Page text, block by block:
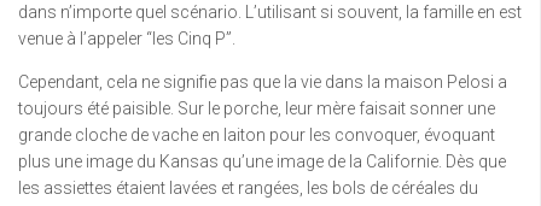
dans n’importe quel scénario. L’utilisant si souvent, la famille en est
venue à l’appeler “les Cinq P”.
Cependant, cela ne signifie pas que la vie dans la maison Pelosi a
toujours été paisible. Sur le porche, leur mère faisait sonner une
grande cloche de vache en laiton pour les convoquer, évoquant
plus une image du Kansas qu’une image de la Californie. Dès que
les assiettes étaient lavées et rangées, les bols de céréales du